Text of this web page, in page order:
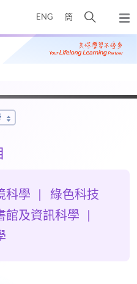
ENG 簡
開
搜
尋
面
彈
出
主
科學
綠色科技
館及資訊科學